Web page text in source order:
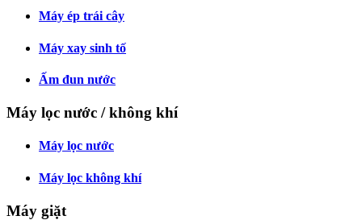
Máy ép trái cây
Máy xay sinh tố
Ấm đun nước
Máy lọc nước / không khí
Máy lọc nước
Máy lọc không khí
Máy giặt